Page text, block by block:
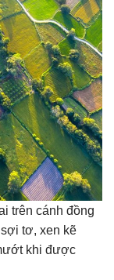
trên cánh đồng
tơ, xen kẽ
khi được